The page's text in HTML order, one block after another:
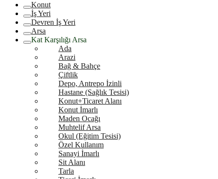
Konut
İş Yeri
Devren İş Yeri
Arsa
Kat Karşılığı Arsa
Ada
Arazi
Bağ & Bahçe
Çiftlik
Depo, Antrepo İzinli
Hastane (Sağlık Tesisi)
Konut+Ticaret Alanı
Konut İmarlı
Maden Ocağı
Muhtelif Arsa
Okul (Eğitim Tesisi)
Özel Kullanım
Sanayi İmarlı
Sit Alanı
Tarla